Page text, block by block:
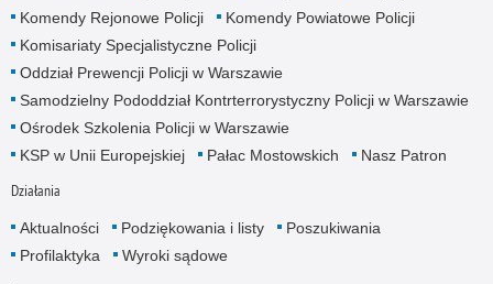
Komendy Rejonowe Policji
Komendy Powiatowe Policji
Komisariaty Specjalistyczne Policji
Oddział Prewencji Policji w Warszawie
Samodzielny Pododdział Kontrterrorystyczny Policji w Warszawie
Ośrodek Szkolenia Policji w Warszawie
KSP w Unii Europejskiej
Pałac Mostowskich Nasz Patron
Działania
Aktualności Podziękowania i listy
Poszukiwania
Profilaktyka
Wyroki sądowe